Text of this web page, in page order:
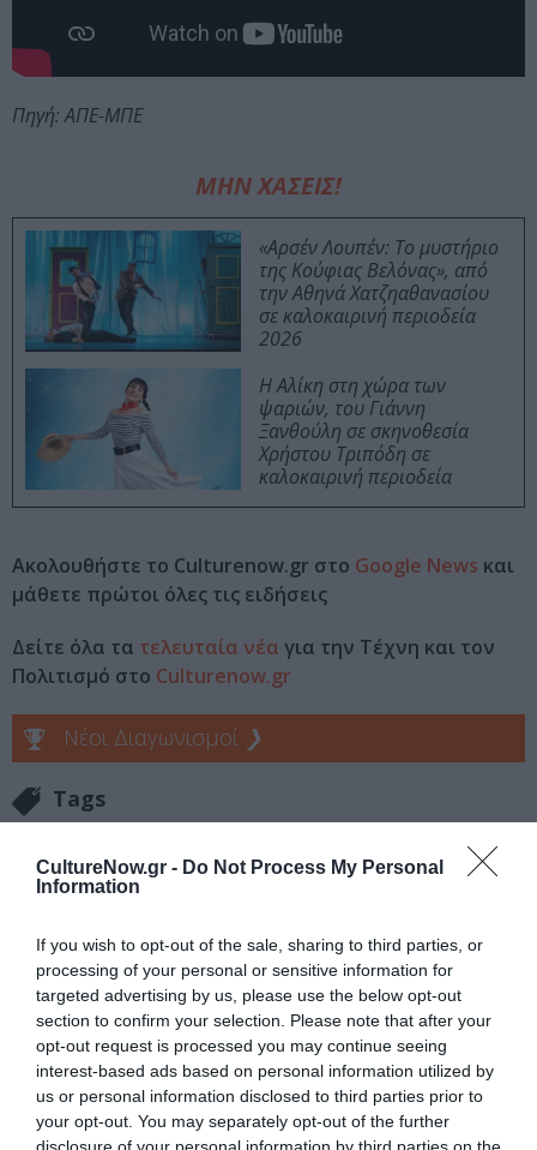
CultureNow.gr - Do Not Process My Personal
Information
If you wish to opt-out of the sale, sharing to third parties, or
processing of your personal or sensitive information for
targeted advertising by us, please use the below opt-out
section to confirm your selection. Please note that after your
opt-out request is processed you may continue seeing
interest-based ads based on personal information utilized by
us or personal information disclosed to third parties prior to
your opt-out. You may separately opt-out of the further
disclosure of your personal information by third parties on the
Πηγή: ΑΠΕ-ΜΠΕ
ΜΗΝ ΧΑΣΕΙΣ!
«Αρσέν Λουπέν: Το μυστήριο
της Κούφιας Βελόνας», από
την Αθηνά Χατζηαθανασίου
σε καλοκαιρινή περιοδεία
2026
Η Αλίκη στη χώρα των
ψαριών, του Γιάννη
Ξανθούλη σε σκηνοθεσία
Χρήστου Τριπόδη σε
καλοκαιρινή περιοδεία
Ακολουθήστε το Culturenow.gr στο Google News και
μάθετε πρώτοι όλες τις ειδήσεις
Δείτε όλα τα τελευταία νέα για την Τέχνη και τον
Πολιτισμό στο Culturenow.gr
Νέοι Διαγωνισμοί ❯
Tags
ΦΑΝΤΑΣΙΑΣ - ANIMATION
Newsletter
Κάθε βδομάδα στο e-mail σας τα τελευταία νέα για
την Τέχνη και τον Πολιτισμό!